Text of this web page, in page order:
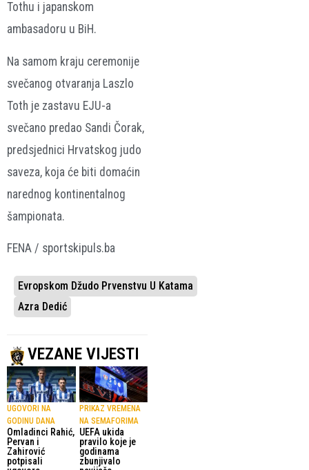
Tothu i japanskom
ambasadoru u BiH.
Na samom kraju ceremonije
svečanog otvaranja Laszlo
Toth je zastavu EJU-a
svečano predao Sandi Čorak,
predsjednici Hrvatskog judo
saveza, koja će biti domaćin
narednog kontinentalnog
šampionata.
FENA / sportskipuls.ba
Evropskom Džudo Prvenstvu U Katama
Azra Dedić
VEZANE VIJESTI
UGOVORI NA
GODINU DANA
Omladinci Rahić,
Pervan i
Zahirović
potpisali
PRIKAZ VREMENA
NA SEMAFORIMA
UEFA ukida
pravilo koje je
godinama
zbunjivalo